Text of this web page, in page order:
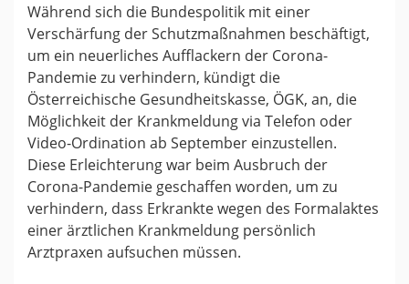
Während sich die Bundespolitik mit einer
Verschärfung der Schutzmaßnahmen beschäftigt,
um ein neuerliches Aufflackern der Corona-
Pandemie zu verhindern, kündigt die
Österreichische Gesundheitskasse, ÖGK, an, die
Möglichkeit der Krankmeldung via Telefon oder
Video-Ordination ab September einzustellen.
Diese Erleichterung war beim Ausbruch der
Corona-Pandemie geschaffen worden, um zu
verhindern, dass Erkrankte wegen des Formalaktes
einer ärztlichen Krankmeldung persönlich
Arztpraxen aufsuchen müssen.